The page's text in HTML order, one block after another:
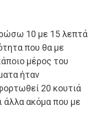
10 με 15 λεπτά
που θα με
μέρος του
ήταν
20 κουτιά
άλλα ακόμα που με